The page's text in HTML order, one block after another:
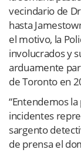
vecindario de
hasta
el motivo, la
involucrados y
arduamente
de Toronto en
“Entendemos
incidentes
sargento
de prensa el